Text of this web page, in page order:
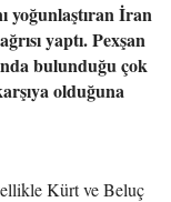
yoğunlaştıran İran
yaptı. Pexşan
bulunduğu çok
olduğuna
Kürt ve Beluç